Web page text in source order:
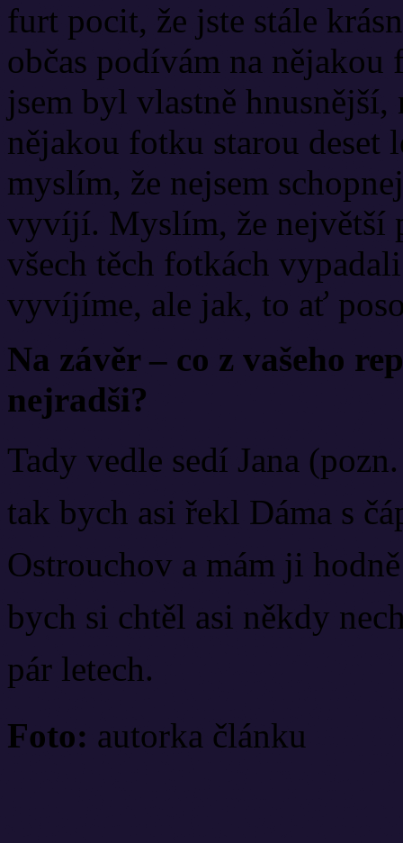
furt pocit, že jste stále
občas podívám na
jsem byl vlastně hnusnější,
nějakou fotku starou deset
myslím, že nejsem
vyvíjí. Myslím, že největší
všech těch fotkách
vyvíjíme, ale jak, to ať
Na závěr – co z vašeho
nejradši?
Tady vedle sedí Jana
tak bych asi řekl Dáma s
Ostrouchov a mám ji
bych si chtěl asi někdy
pár letech.
Foto: autorka článku
Eva Turnová z Plastic
V zákulisí live show